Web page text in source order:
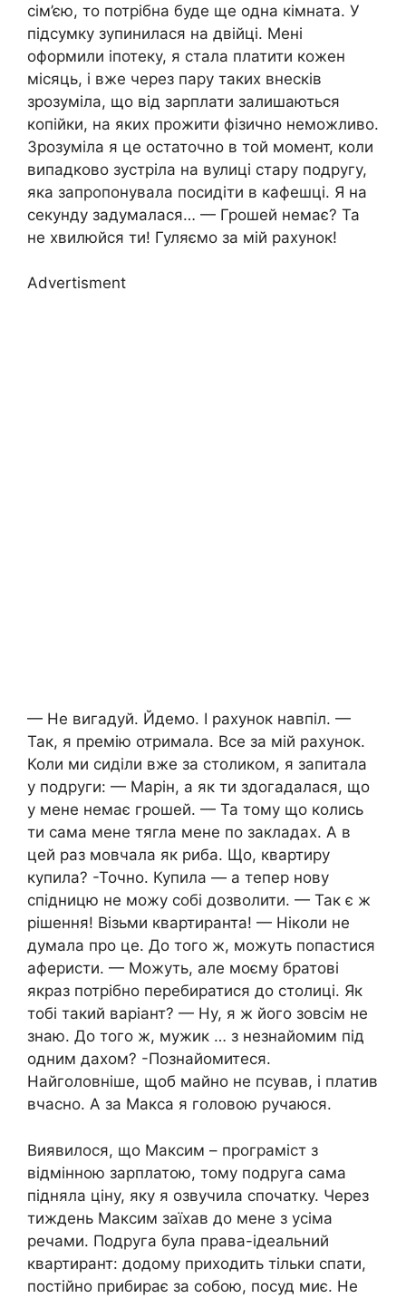
сім’єю, то потрібна буде ще одна кімната. У
підсумку зупинилася на двійці. Мені
оформили іпотеку, я стала платити кожен
місяць, і вже через пару таких внесків
зрозуміла, що від зарплати залишаються
копійки, на яких прожити фізично неможливо.
Зрозуміла я це остаточно в той момент, коли
випадково зустріла на вулиці стару подругу,
яка запропонувала посидіти в кафешці. Я на
секунду задумалася… — Грошей немає? Та
не хвилюйся ти! Гуляємо за мій рахунок!
Advertisment
— Не вигадуй. Йдемо. І рахунок навпіл. —
Так, я премію отримала. Все за мій рахунок.
Коли ми сиділи вже за столиком, я запитала
у подруги: — Марін, а як ти здогадалася, що
у мене немає грошей. — Та тому що колись
ти сама мене тягла мене по закладах. А в
цей раз мовчала як риба. Що, квартиру
купила? -Точно. Купила — а тепер нову
спідницю не можу собі дозволити. — Так є ж
рішення! Візьми квартиранта! — Ніколи не
думала про це. До того ж, можуть попастися
аферисти. — Можуть, але моєму братові
якраз потрібно перебиратися до столиці. Як
тобі такий варіант? — Ну, я ж його зовсім не
знаю. До того ж, мужик … з незнайомим під
одним дахом? -Познайомитеся.
Найголовніше, щоб майно не псував, і платив
вчасно. А за Макса я головою ручаюся.
Виявилося, що Максим – програміст з
відмінною зарплатою, тому подруга сама
підняла ціну, яку я озвучила спочатку. Через
тиждень Максим заїхав до мене з усіма
речами. Подруга була права-ідеальний
квартирант: додому приходить тільки спати,
постійно прибирає за собою, посуд миє. Не